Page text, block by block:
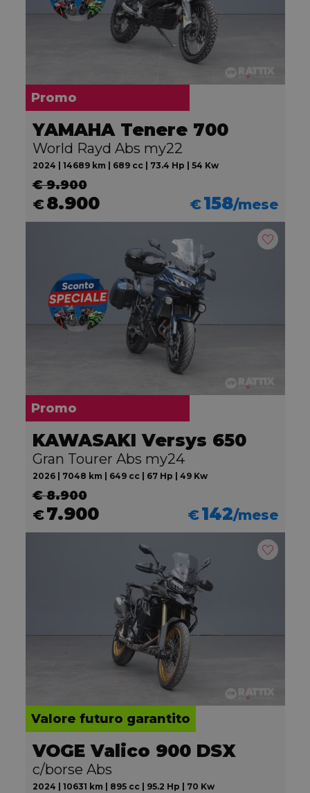
Promo
YAMAHA Tenere 700
World Rayd Abs my22
2024 | 14689 km | 689 cc | 73.4 Hp | 54 Kw
€ 9.900
€8.900 €158/mese
Promo
KAWASAKI Versys 650
Gran Tourer Abs my24
2026 | 7048 km | 649 cc | 67 Hp | 49 Kw
€ 8.900
€7.900 €142/mese
Valore futuro garantito
VOGE Valico 900 DSX
c/borse Abs
2024 | 10631 km | 895 cc | 95.2 Hp | 70 Kw